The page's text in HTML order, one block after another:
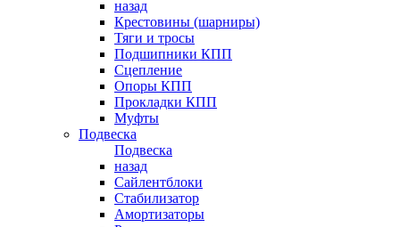
назад
Крестовины (шарниры)
Тяги и тросы
Подшипники КПП
Сцепление
Опоры КПП
Прокладки КПП
Муфты
Подвеска
Подвеска
назад
Сайлентблоки
Стабилизатор
Амортизаторы